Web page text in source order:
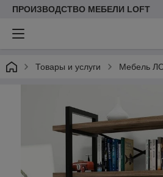
ПРОИЗВОДСТВО МЕБЕЛИ LOFT
Товары и услуги Мебель